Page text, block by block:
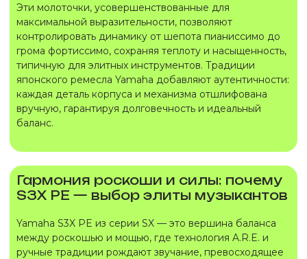
Эти молоточки, усовершенствованные для
максимальной выразительности, позволяют
контролировать динамику от шепота пианиссимо до
грома фортиссимо, сохраняя теплоту и насыщенность,
типичную для элитных инструментов. Традиции
японского ремесла Yamaha добавляют аутентичности:
каждая деталь корпуса и механизма отшлифована
вручную, гарантируя долговечность и идеальный
баланс.
Гармония роскоши и силы: почему
S3X PE — выбор элиты музыкантов
Yamaha S3X PE из серии SX — это вершина баланса
между роскошью и мощью, где технология A.R.E. и
ручные традиции рождают звучание, превосходящее